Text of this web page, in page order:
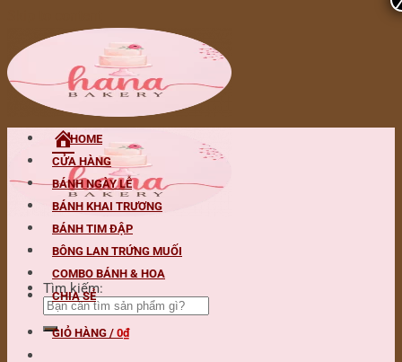
Tìm kiếm:
HOME
CỬA HÀNG
BÁNH NGÀY LỄ
BÁNH KHAI TRƯƠNG
BÁNH TIM ĐẬP
BÔNG LAN TRỨNG MUỐI
COMBO BÁNH & HOA
CHIA SẺ
GIỎ HÀNG / 0₫